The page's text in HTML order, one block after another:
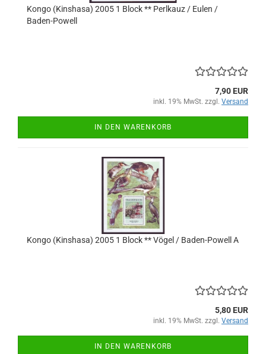
Kongo (Kinshasa) 2005 1 Block ** Perlkauz / Eulen /
Baden-Powell
7,90 EUR
inkl. 19% MwSt. zzgl. Versand
IN DEN WARENKORB
Kongo (Kinshasa) 2005 1 Block ** Vögel / Baden-Powell A
5,80 EUR
inkl. 19% MwSt. zzgl. Versand
IN DEN WARENKORB